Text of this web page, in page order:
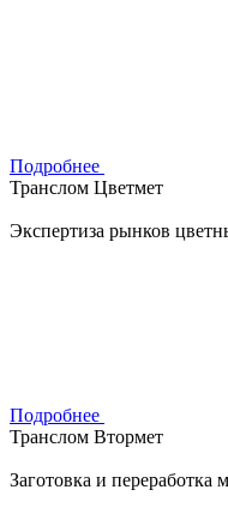
Подробнее
Транслом Цветмет
Экспертиза рынков
Подробнее
Транслом Втормет
Заготовка и переработка